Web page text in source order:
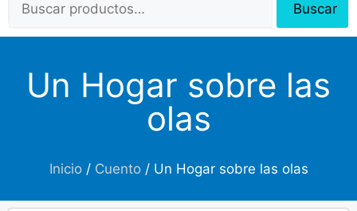
Buscar
Un Hogar sobre las
olas
Inicio/ Cuento/ Un Hogar sobre las olas